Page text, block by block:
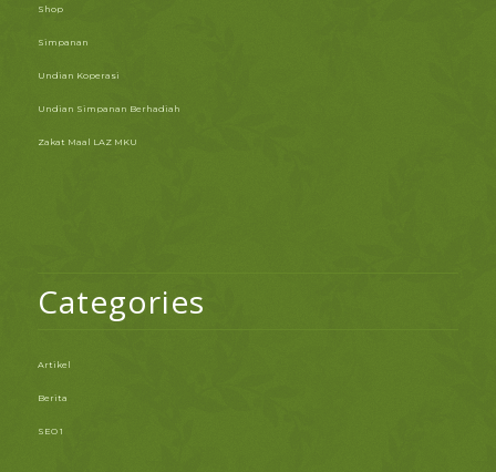
Shop
Simpanan
Undian Koperasi
Undian Simpanan Berhadiah
Zakat Maal LAZ MKU
Categories
Artikel
Berita
SEO 1